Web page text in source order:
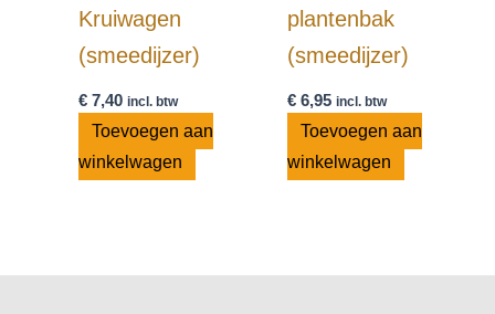
Kruiwagen
(smeedijzer)
€ 7,40 incl. btw
Toevoegen aan
winkelwagen
plantenbak
(smeedijzer)
€6,95 incl. btw
Toevoegen aan
winkelwagen